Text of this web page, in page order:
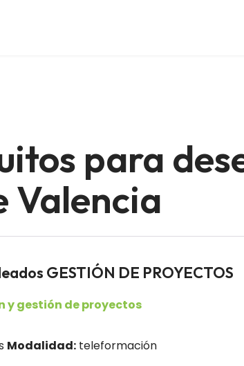
para
Valencia
GESTIÓN DE PROYECTOS
y gestión de proyectos
Modalidad: teleformación